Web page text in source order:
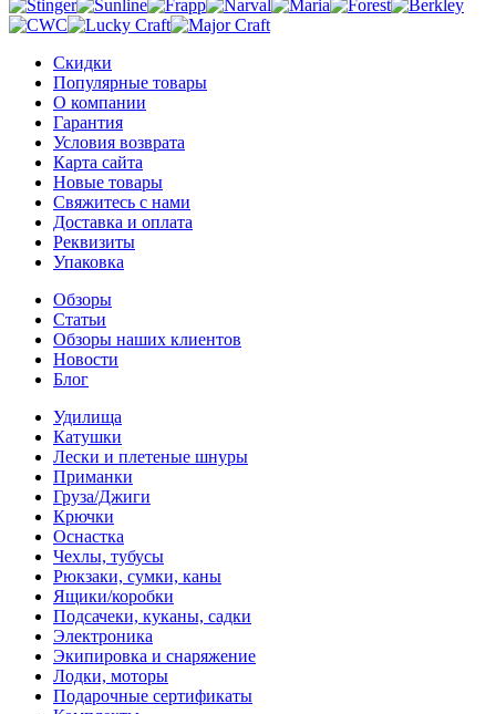
Скидки
Популярные товары
О компании
Гарантия
Условия возврата
Карта сайта
Новые товары
Свяжитесь с нами
Доставка и оплата
Реквизиты
Упаковка
Обзоры
Статьи
Обзоры наших клиентов
Новости
Блог
Удилища
Катушки
Лески и плетеные шнуры
Приманки
Груза/Джиги
Крючки
Оснастка
Чехлы, тубусы
Рюкзаки, сумки, каны
Ящики/коробки
Подсачеки, куканы, садки
Электроника
Экипировка и снаряжение
Лодки, моторы
Подарочные сертификаты